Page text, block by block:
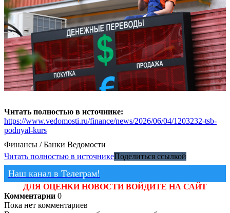
Читать полностью в источнике:
https://www.vedomosti.ru/finance/news/2026/06/04/1203232-tsb-
podnyal-kurs
Финансы / Банки Ведомости
Читать полностью в источникеПоделиться ссылкой
Наш канал в Телеграм!
ДЛЯ ОЦЕНКИ НОВОСТИ ВОЙДИТЕ НА САЙТ
Комментарии 0
Пока нет комментариев